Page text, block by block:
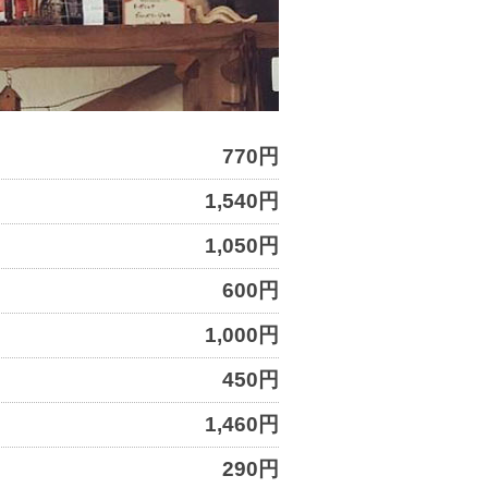
770円
1,540円
1,050円
600円
1,000円
450円
1,460円
290円